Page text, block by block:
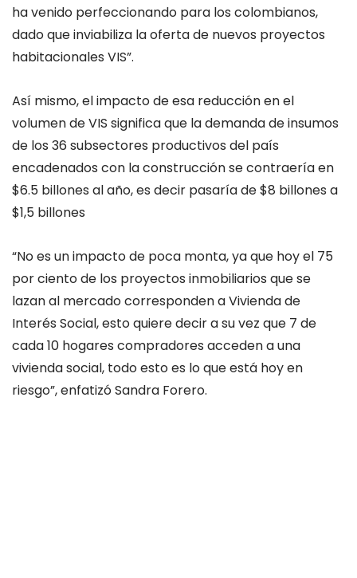
ha venido perfeccionando para los colombianos,
dado que inviabiliza la oferta de nuevos proyectos
habitacionales VIS”.
Así mismo, el impacto de esa reducción en el
volumen de VIS significa que la demanda de insumos
de los 36 subsectores productivos del país
encadenados con la construcción se contraería en
$6.5 billones al año, es decir pasaría de $8 billones a
$1,5 billones
“No es un impacto de poca monta, ya que hoy el 75
por ciento de los proyectos inmobiliarios que se
lazan al mercado corresponden a Vivienda de
Interés Social, esto quiere decir a su vez que 7 de
cada 10 hogares compradores acceden a una
vivienda social, todo esto es lo que está hoy en
riesgo”, enfatizó Sandra Forero.